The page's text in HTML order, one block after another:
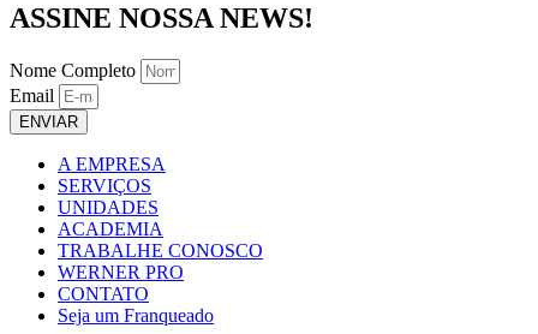
ASSINE NOSSA NEWS!
Nome Completo
Email
ENVIAR
A EMPRESA
SERVIÇOS
UNIDADES
ACADEMIA
TRABALHE CONOSCO
WERNER PRO
CONTATO
Seja um Franqueado